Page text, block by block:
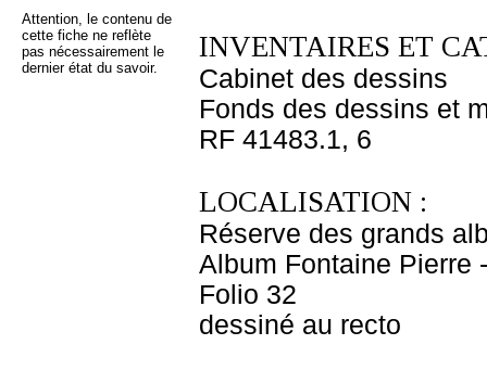
Attention, le contenu de
cette fiche ne reflète
pas nécessairement le
dernier état du savoir.
INVENTAIRES ET
Cabinet des dessins
Fonds des dessins et
RF 41483.1, 6
LOCALISATION :
Réserve des grands
Album Fontaine Pierre
Folio 32
dessiné au recto